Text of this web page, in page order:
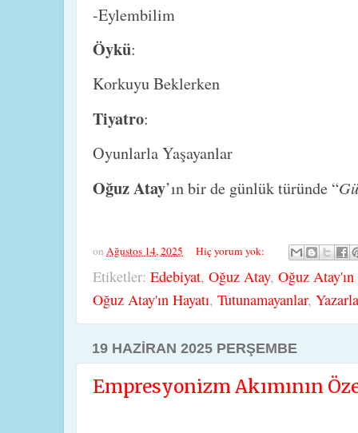
-Eylembilim
Öykü:
Korkuyu Beklerken
Tiyatro:
Oyunlarla Yaşayanlar
Oğuz Atay’ın bir de günlük türünde “
on Ağustos 14, 2025 Hiç yorum yok:
Etiketler: Edebiyat, Oğuz Atay, Oğuz
Oğuz Atay'ın Hayatı, Tutunamayanlar,
19 HAZIRAN 2025 PERŞEMBE
Empresyonizm Akımının